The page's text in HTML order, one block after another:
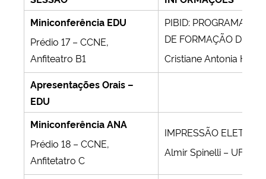
Miniconferência EDU
Prédio 17 – CCNE,
Anfiteatro B1
PIBID: PROGRAMA
DE FORMAÇÃO DE
Cristiane Antonia
Apresentações Orais –
EDU
Miniconferência ANA
Prédio 18 – CCNE,
Anfitetatro C
IMPRESSÃO
Almir Spinelli – UFSC